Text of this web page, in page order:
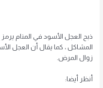
ذبح العجل الأسود في المنام
المشاكل ، كما يقال أن العجل
زوال المرض.
أنظر أيضا: